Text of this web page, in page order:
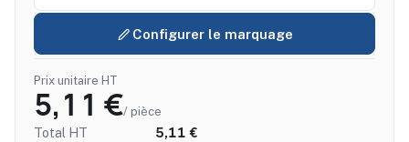
Configurer le marquage
Prix unitaire HT
5,11 €/ pièce
Total HT
5,11 €